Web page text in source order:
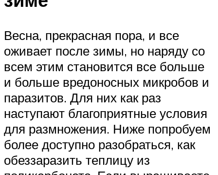
Весна, прекрасная пора, и все
оживает после зимы, но наряду со
всем этим становится все больше
и больше вредоносных микробов и
паразитов. Для них как раз
наступают благоприятные условия
для размножения. Ниже попробуем
более доступно разобраться, как
обеззаразить теплицу из